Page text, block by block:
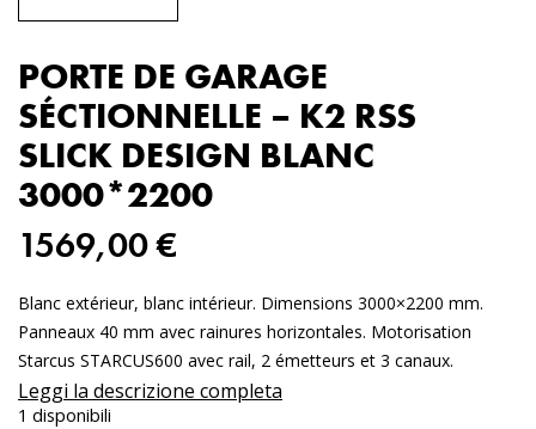
PORTE DE GARAGE
SÉCTIONNELLE – K2 RSS
SLICK DESIGN BLANC
3000*2200
1569,00€
Blanc extérieur, blanc intérieur. Dimensions 3000×2200 mm.
Panneaux 40 mm avec rainures horizontales. Motorisation
Starcus STARCUS600 avec rail, 2 émetteurs et 3 canaux.
Leggi la descrizione completa
1 disponibili